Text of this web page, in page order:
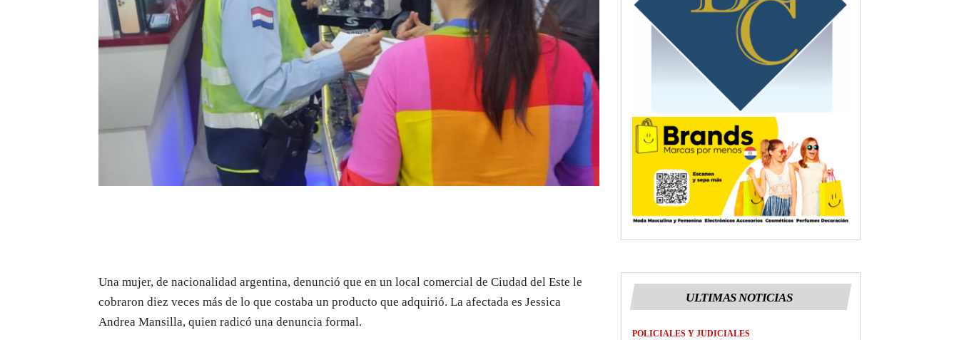
Una mujer, de nacionalidad argentina, denunció que en un local comercial de Ciudad del Este le
cobraron diez veces más de lo que costaba un producto que adquirió. La afectada es Jessica
Andrea Mansilla, quien radicó una denuncia formal.
ULTIMAS NOTICIAS
POLICIALES Y JUDICIALES